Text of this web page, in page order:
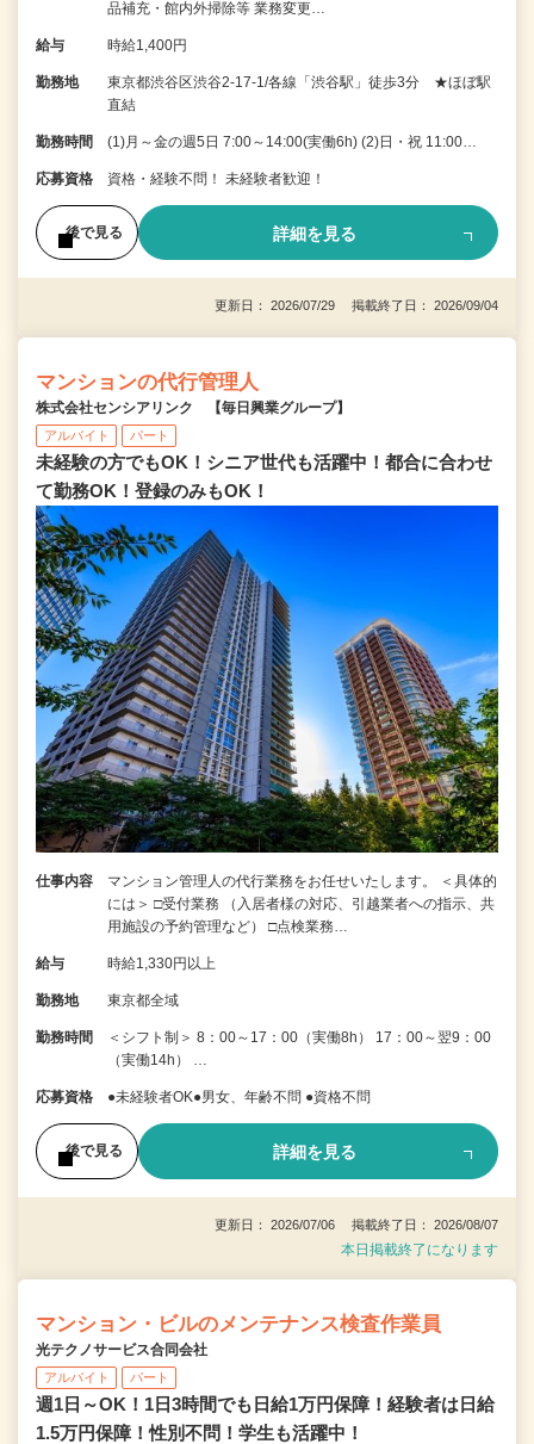
品補充・館内外掃除等 業務変更…
給与 時給1,400円
勤務地
東京都渋谷区渋谷2-17-1/各線「渋谷駅」徒歩3分 ★ほぼ駅
直結
勤務時間 (1)月～金の週5日 7:00～14:00(実働6h) (2)日・祝 11:00…
応募資格 資格・経験不問！ 未経験者歓迎！
後で見る 詳細を見る
更新日： 2026/07/29 掲載終了日： 2026/09/04
マンションの代行管理人
株式会社センシアリンク 【毎日興業グループ】
アルバイト パート
未経験の方でもOK！シニア世代も活躍中！都合に合わせ
て勤務OK！登録のみもOK！
仕事内容
マンション管理人の代行業務をお任せいたします。 ＜具体的
には＞ □受付業務 （入居者様の対応、引越業者への指示、共
用施設の予約管理など） □点検業務…
給与 時給1,330円以上
勤務地 東京都全域
勤務時間
＜シフト制＞ 8：00～17：00（実働8h） 17：00～翌9：00
（実働14h） …
応募資格 ●未経験者OK●男女、年齢不問 ●資格不問
後で見る 詳細を見る
更新日： 2026/07/06 掲載終了日： 2026/08/07
本日掲載終了になります
マンション・ビルのメンテナンス検査作業員
光テクノサービス合同会社
アルバイト パート
週1日～OK！1日3時間でも日給1万円保障！経験者は日給
1.5万円保障！性別不問！学生も活躍中！